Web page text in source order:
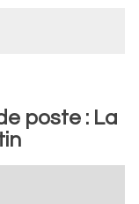
poste : La